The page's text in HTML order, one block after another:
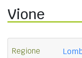
Vione
Regione